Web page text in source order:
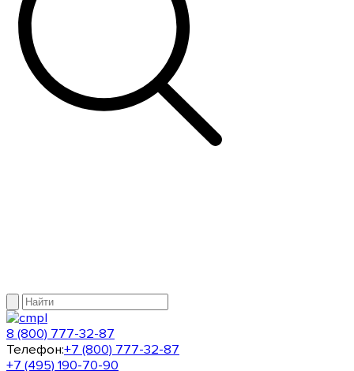
8 (800) 777-32-87
Телефон:+7 (800) 777-32-87
+7 (495) 190-70-90